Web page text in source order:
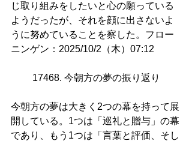
じ取り組みをしたいと心の願っている
ようだったが、それを顔に出さないよ
うに努めていることを察した。フロー
ニンゲン：2025/10/2（木）07:12
17468. 今朝方の夢の振り返り
今朝方の夢は大きく2つの幕を持って展
開している。1つは「巡礼と贈与」の幕
であり、もう1つは「言葉と評価、そし